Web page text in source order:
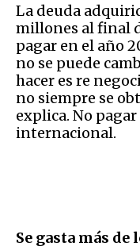
La deuda
millones al final
pagar en el año
no se puede
hacer es re
no siempre se
explica. No
internacional.
Se gasta más de